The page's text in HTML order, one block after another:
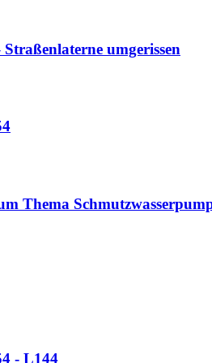
umgerissen
Thema
- L144